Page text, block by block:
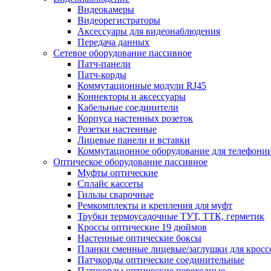
Видеокамеры
Видеорегистраторы
Аксессуары для видеонаблюдения
Передача данных
Сетевое оборудование пассивное
Патч-панели
Патч-корды
Коммутационные модули RJ45
Коннекторы и аксессуары
Кабельные соединители
Корпуса настенных розеток
Розетки настенные
Лицевые панели и вставки
Коммутационное оборудование для
Оптическое оборудование пассивное
Муфты оптические
Сплайс кассеты
Гильзы сварочные
Ремкомплекты и крепления для муфт
Трубки термоусадочные ТУТ, ТТК, герметик
Кроссы оптические 19 дюймов
Настенные оптические боксы
Планки сменные лицевые/заглушки для
Патчкорды оптические соединительные